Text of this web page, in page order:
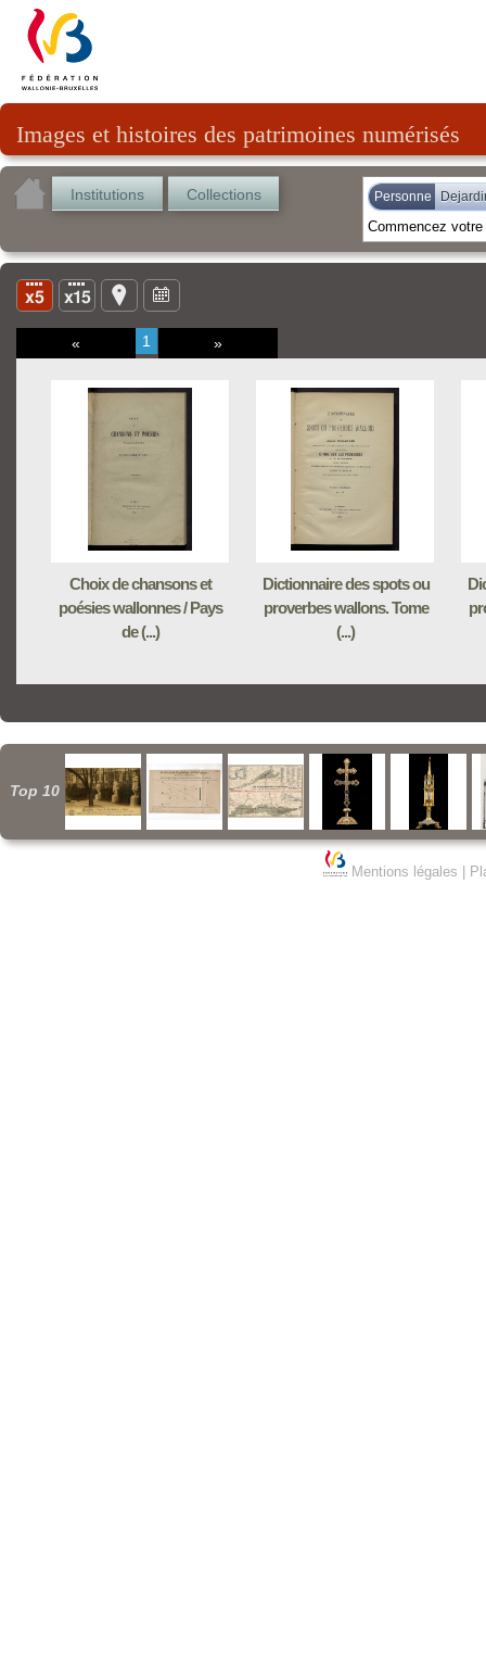
Images et histoires des patrimoines numérisés
Institutions Collections Personne
« 1 »
Choix de chansons et
poésies wallonnes / Pays
de (...)
Dictionnaire des spots ou
proverbes wallons. Tome
(...)
Top 10
Mentions légales